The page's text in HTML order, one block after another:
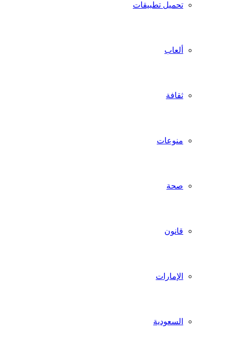
تحميل تطبيقات
ألعاب
ثقافة
منوعات
صحة
قانون
الإمارات
السعودية